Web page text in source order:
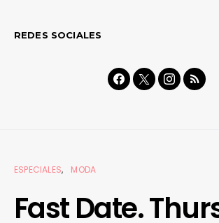
REDES SOCIALES
ESPECIALES MODA
Fast Date.